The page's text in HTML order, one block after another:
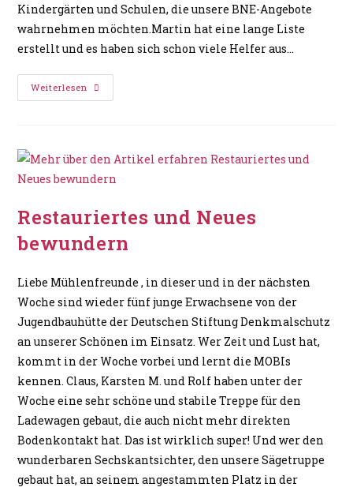
Kindergärten und Schulen, die unsere BNE-Angebote
wahrnehmen möchten.Martin hat eine lange Liste
erstellt und es haben sich schon viele Helfer aus…
Weiterlesen
Restauriertes und Neues
bewundern
Liebe Mühlenfreunde , in dieser und in der nächsten
Woche sind wieder fünf junge Erwachsene von der
Jugendbauhütte der Deutschen Stiftung Denkmalschutz
an unserer Schönen im Einsatz. Wer Zeit und Lust hat,
kommt in der Woche vorbei und lernt die MOBIs
kennen. Claus, Karsten M. und Rolf haben unter der
Woche eine sehr schöne und stabile Treppe für den
Ladewagen gebaut, die auch nicht mehr direkten
Bodenkontakt hat. Das ist wirklich super! Und wer den
wunderbaren Sechskantsichter, den unsere Sägetruppe
gebaut hat, an seinem angestammten Platz in der